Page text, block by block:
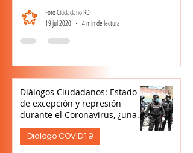
Foro Ciudadano RD
19 jul 2020
4 min de lectura
Diálogos Ciudadanos: Estado
de excepción y represión
durante el Coronavirus, ¿una
herida a la cultura? (6/7)
Dialogo COVID19